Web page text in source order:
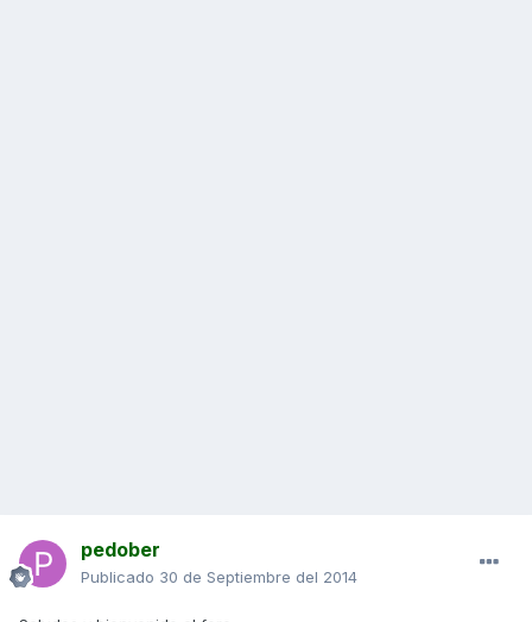
pedober
Publicado 30 de Septiembre del 2014